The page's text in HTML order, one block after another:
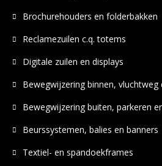
Brochurehouders en folderbakken
Reclamezuilen c.q. totems
Digitale zuilen en displays
Bewegwijzering binnen, vluchtweg
Bewegwijzering buiten, parkeren
Beurssystemen, balies en banners
Textiel- en spandoekframes